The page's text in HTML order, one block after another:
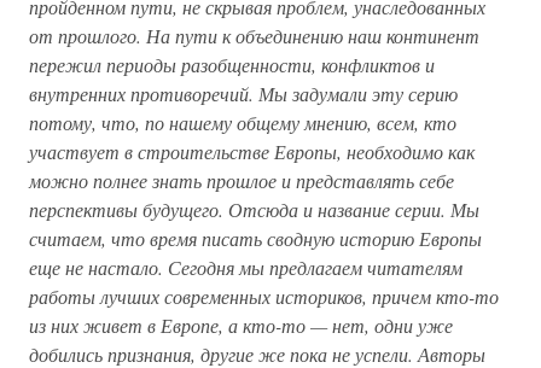
пройденном пути, не скрывая проблем, унаследованных
от прошлого. На пути к объединению наш континент
пережил периоды разобщенности, конфликтов и
внутренних противоречий. Мы задумали эту серию
потому, что, по нашему общему мнению, всем, кто
участвует в строительстве Европы, необходимо как
можно полнее знать прошлое и представлять себе
перспективы будущего. Отсюда и название серии. Мы
считаем, что время писать сводную историю Европы
еще не настало. Сегодня мы предлагаем читателям
работы лучших современных историков, причем кто-то
из них живет в Европе, а кто-то — нет, одни уже
добились признания, другие же пока не успели. Авторы